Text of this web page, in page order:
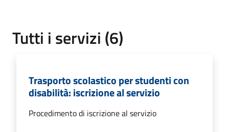
Tutti i servizi (6)
Trasporto scolastico per studenti con
disabilità: iscrizione al servizio
Procedimento di iscrizione al servizio